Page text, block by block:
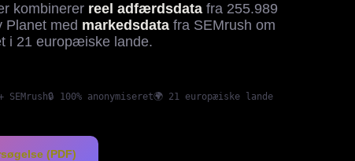
kombinerer reel adfærdsdata fra 255.989
Planet med markedsdata fra SEMrush om
i 21 europæiske lande.
🔒 100% anonymiseret🌍 21 europæiske lande
(PDF)